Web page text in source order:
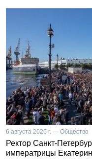
6 августа 2026 г. — Общество
Ректор Санкт-
императрицы